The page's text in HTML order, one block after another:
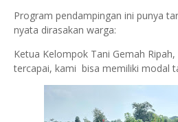
Program pendampingan ini punya
nyata dirasakan warga:
Ketua Kelompok Tani Gemah
tercapai, kami bisa memiliki modal